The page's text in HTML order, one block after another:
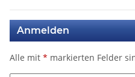
Anmelden
Alle mit * markierten Felder